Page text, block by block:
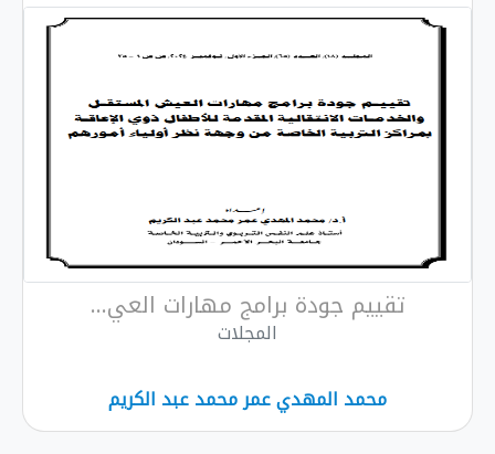
تقييم جودة برامج مهارات العي...
المجلات
محمد المهدي عمر محمد عبد الكريم